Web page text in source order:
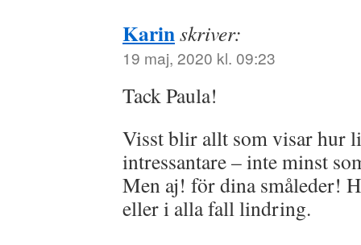
Karinskriver:
19 maj, 2020 kl. 09:23
Tack Paula!
Visst blir allt som visar hur
intressantare – inte minst
Men aj! för dina småleder!
eller i alla fall lindring.